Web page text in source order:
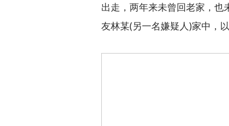
出走，两年来未曾回老家，也
友林某(另一名嫌疑人)家中，